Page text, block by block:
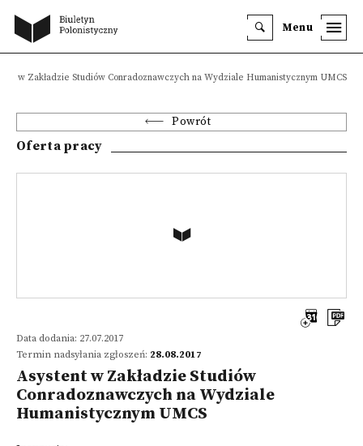
Menu
w Zakładzie Studiów Conradoznawczych na Wydziale Humanistycznym UMCS
Powrót
Oferta pracy
Data dodania: 27.07.2017
Termin nadsyłania zgłoszeń: 28.08.2017
Asystent w Zakładzie Studiów
Conradoznawczych na Wydziale
Humanistycznym UMCS